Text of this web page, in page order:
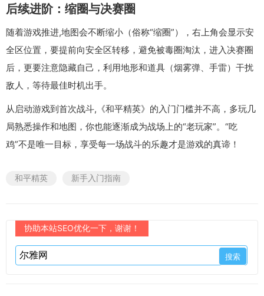
后续进阶：缩圈与决赛圈
随着游戏推进,地图会不断缩小（俗称“缩圈”），右上角会显示安
全区位置，要提前向安全区转移，避免被毒圈淘汰，进入决赛圈
后，更要注意隐藏自己，利用地形和道具（烟雾弹、手雷）干扰
敌人，等待最佳时机出手。
从启动游戏到首次战斗,《和平精英》的入门门槛并不高，多玩几
局熟悉操作和地图，你也能逐渐成为战场上的“老玩家”。“吃
鸡”不是唯一目标，享受每一场战斗的乐趣才是游戏的真谛！
和平精英 新手入门指南
协助本站SEO优化一下，谢谢！